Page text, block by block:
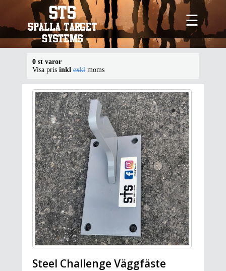
☰
0 st varor
Visa pris inkl exkl moms
Steel Challenge Väggfäste